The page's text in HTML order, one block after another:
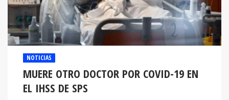
NOTICIAS
MUERE OTRO DOCTOR POR COVID-19 EN
EL IHSS DE SPS